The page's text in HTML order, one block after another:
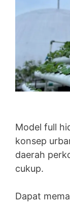
Model full
konsep
daerah
cukup.
Dapat